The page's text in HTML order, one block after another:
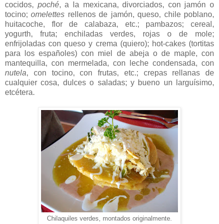
cocidos, poché, a la mexicana, divorciados, con jamón o
tocino;omelettes rellenos de jamón, queso, chile poblano,
huitacoche, flor de calabaza, etc.; pambazos; cereal,
yogurth, fruta; enchiladas verdes, rojas o de mole;
enfrijoladas con queso y crema (quiero); hot-cakes (tortitas
para los españoles) con miel de abeja o de maple, con
mantequilla, con mermelada, con leche condensada, con
nutela, con tocino, con frutas, etc.; crepas rellanas de
cualquier cosa, dulces o saladas; y bueno un larguísimo,
etcétera.
Chilaquiles verdes, montados originalmente.